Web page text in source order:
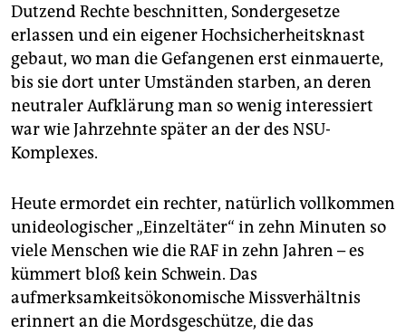
Dutzend Rechte beschnitten, Sondergesetze
erlassen und ein eigener Hochsicherheitsknast
gebaut, wo man die Gefangenen erst einmauerte,
bis sie dort unter Umständen starben, an deren
neutraler Aufklärung man so wenig interessiert
war wie Jahrzehnte später an der des NSU-
Komplexes.
Heute ermordet ein rechter, natürlich vollkommen
unideologischer „Einzeltäter“ in zehn Minuten so
viele Menschen wie die RAF in zehn Jahren – es
kümmert bloß kein Schwein. Das
aufmerksamkeitsökonomische Missverhältnis
erinnert an die Mordsgeschütze, die das